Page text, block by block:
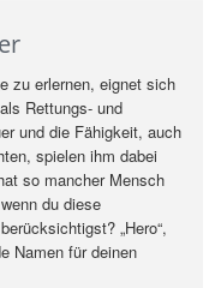
zu erlernen, eignet sich
Rettungs- und
und die Fähigkeit, auch
spielen ihm dabei
so mancher Mensch
du diese
„Hero“,
Namen für deinen